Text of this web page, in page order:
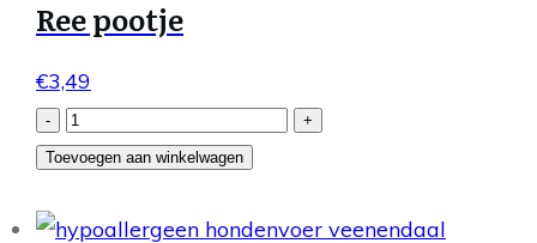
Ree pootje
€3,49
-
Ree
pootje
+
Toevoegen aan winkelwagen